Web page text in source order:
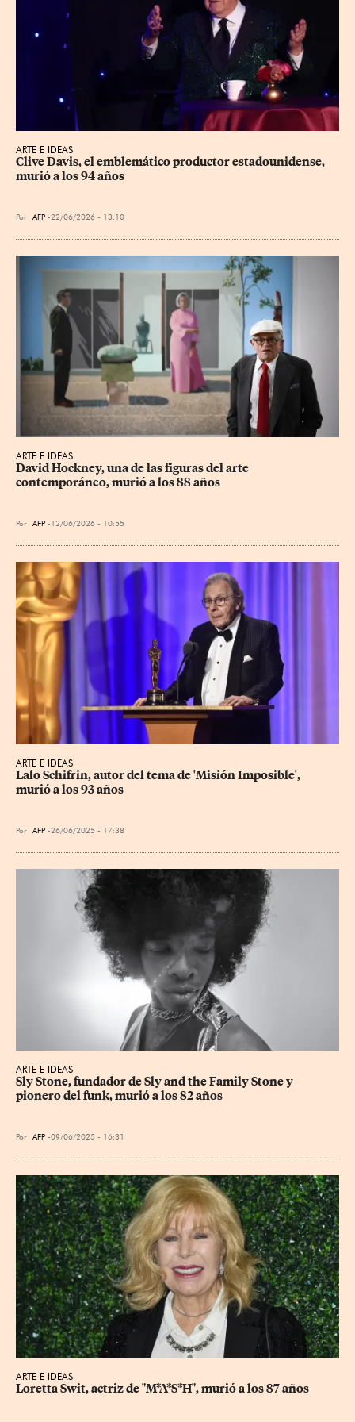
ARTE E IDEAS
Clive Davis, el emblemático productor estadounidense,
murió a los 94 años
Por AFP 22/06/2026 - 13:10
ARTE E IDEAS
David Hockney, una de las figuras del arte
contemporáneo, murió a los 88 años
Por AFP 12/06/2026 - 10:55
ARTE E IDEAS
Lalo Schifrin, autor del tema de 'Misión Imposible',
murió a los 93 años
Por AFP 26/06/2025 - 17:38
ARTE E IDEAS
Sly Stone, fundador de Sly and the Family Stone y
pionero del funk, murió a los 82 años
Por AFP 09/06/2025 - 16:31
ARTE E IDEAS
Loretta Swit, actriz de "M*A*S*H", murió a los 87 años